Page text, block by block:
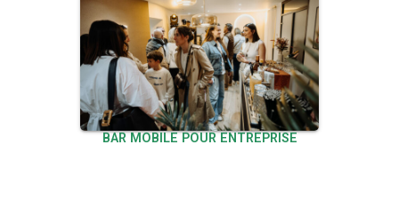
BAR MOBILE POUR ENTREPRISE